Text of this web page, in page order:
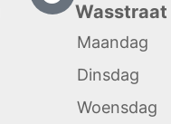
Wasstraat
Maandag
Dinsdag
Woensdag